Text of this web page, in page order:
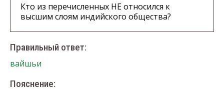
Кто из перечисленных НЕ относился к
высшим слоям индийского общества?
Правильный ответ:
вайшьи
Пояснение: